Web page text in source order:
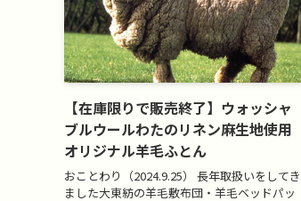
【在庫限りで販売終了】ウォッシャ
ブルウールわたのリネン麻生地使用
オリジナル羊毛ふとん
おことわり（2024.9.25） 長年取扱いをしてき
ました大東紡の羊毛敷布団・羊毛ベッドパッ